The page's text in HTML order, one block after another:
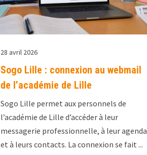
28 avril 2026
Sogo Lille : connexion au webmail
de l’académie de Lille
Sogo Lille permet aux personnels de
l’académie de Lille d’accéder à leur
messagerie professionnelle, à leur agenda
et à leurs contacts. La connexion se fait ...